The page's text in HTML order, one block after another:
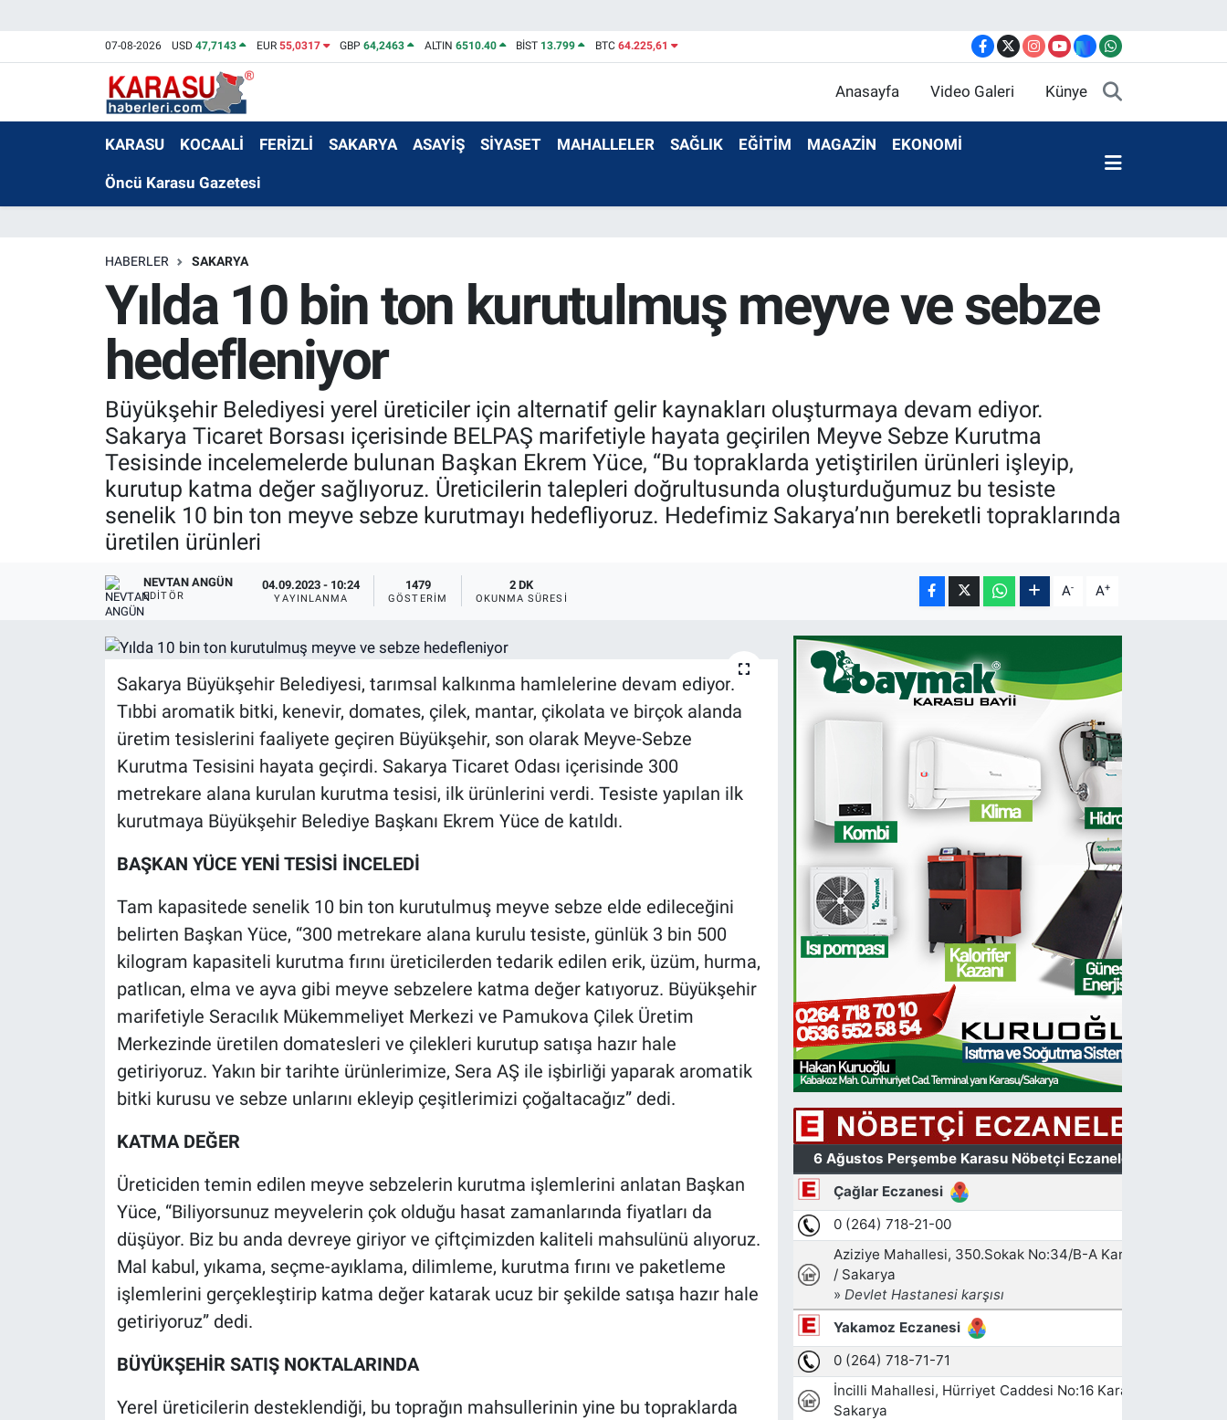
07-08-2026 USD47,7143 EUR 55,0317 GBP64,2463 ALTIN 6510.40 BİST 13.799 BTC 64.225,61
Anasayfa Video Galeri Künye
KARASU KOCAALİ FERİZLİ SAKARYA ASAYİŞ SİYASET MAHALLELER SAĞLIK EĞİTİM MAGAZİN EKONOMİ
Öncü Karasu Gazetesi
HABERLER SAKARYA
Yılda 10 bin ton kurutulmuş meyve ve sebze
hedefleniyor
Büyükşehir Belediyesi yerel üreticiler için alternatif gelir kaynakları oluşturmaya devam ediyor.
Sakarya Ticaret Borsası içerisinde BELPAŞ marifetiyle hayata geçirilen Meyve Sebze Kurutma
Tesisinde incelemelerde bulunan Başkan Ekrem Yüce, “Bu topraklarda yetiştirilen ürünleri işleyip,
kurutup katma değer sağlıyoruz. Üreticilerin talepleri doğrultusunda oluşturduğumuz bu tesiste
senelik 10 bin ton meyve sebze kurutmayı hedefliyoruz. Hedefimiz Sakarya’nın bereketli topraklarında
üretilen ürünleri
NEVTAN ANGÜN
EDITÖR
04.09.2023 - 10:24
YAYINLANMA
1479
GÖSTERIM
2 DK
OKUNMA SÜRESI A- A+
Sakarya Büyükşehir Belediyesi, tarımsal kalkınma hamlelerine devam ediyor.
Tıbbi aromatik bitki, kenevir, domates, çilek, mantar, çikolata ve birçok alanda
üretim tesislerini faaliyete geçiren Büyükşehir, son olarak Meyve-Sebze
Kurutma Tesisini hayata geçirdi. Sakarya Ticaret Odası içerisinde 300
metrekare alana kurulan kurutma tesisi, ilk ürünlerini verdi. Tesiste yapılan ilk
kurutmaya Büyükşehir Belediye Başkanı Ekrem Yüce de katıldı.
BAŞKAN YÜCE YENİ TESİSİ İNCELEDİ
Tam kapasitede senelik 10 bin ton kurutulmuş meyve sebze elde edileceğini
belirten Başkan Yüce, “300 metrekare alana kurulu tesiste, günlük 3 bin 500
kilogram kapasiteli kurutma fırını üreticilerden tedarik edilen erik, üzüm, hurma,
patlıcan, elma ve ayva gibi meyve sebzelere katma değer katıyoruz. Büyükşehir
marifetiyle Seracılık Mükemmeliyet Merkezi ve Pamukova Çilek Üretim
Merkezinde üretilen domatesleri ve çilekleri kurutup satışa hazır hale
getiriyoruz. Yakın bir tarihte ürünlerimize, Sera AŞ ile işbirliği yaparak aromatik
bitki kurusu ve sebze unlarını ekleyip çeşitlerimizi çoğaltacağız” dedi.
KATMA DEĞER
Üreticiden temin edilen meyve sebzelerin kurutma işlemlerini anlatan Başkan
Yüce, “Biliyorsunuz meyvelerin çok olduğu hasat zamanlarında fiyatları da
düşüyor. Biz bu anda devreye giriyor ve çiftçimizden kaliteli mahsulünü alıyoruz.
Mal kabul, yıkama, seçme-ayıklama, dilimleme, kurutma fırını ve paketleme
işlemlerini gerçekleştirip katma değer katarak ucuz bir şekilde satışa hazır hale
getiriyoruz” dedi.
BÜYÜKŞEHİR SATIŞ NOKTALARINDA
Yerel üreticilerin desteklendiği, bu toprağın mahsullerinin yine bu topraklarda